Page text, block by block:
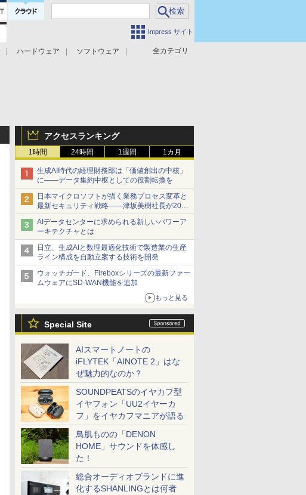
Impress サイト
全カテゴリ
ハードウェア
ソフトウェア
アクセスランキング
1時間 24時間 1週間 1カ月
生成AI時代の経理財務部は「価値創出の中核」
に――データ集約中枢としての役割転換を
日本マイクロソフトが描く業務プロセス変革と
最新セキュリティ戦略――津坂美樹社長が2027
年度戦略を説明
AIデータセンターに求められる新しいパワーア
ーキテクチャとは
日立、生成AIと数理最適化技術で製造業の生産
ライン構成を自動立案する技術を開発
ウォッチガード、Fireboxシリーズの最新ファー
ムウェアにSD-WAN機能を追加
もっと見る
Special Site
AIスマートノートの
iFLYTEK「AINOTE 2」はな
ぜ魅力的なのか？
SOUNDPEATSのイヤカフ型
イヤフォン「UU2イヤーカ
フ」をイヤカフマニアが語る
鳥肌ものの「DENON
HOME」サウンドを体感し
た！
総合オーディオブランドに進
化するSHANLINGとは何者